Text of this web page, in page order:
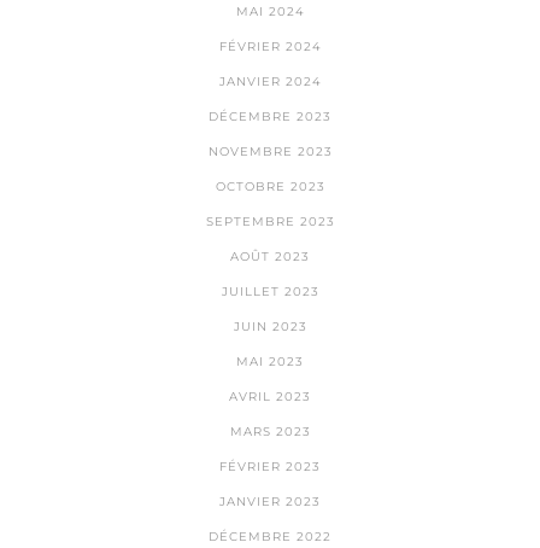
MAI 2024
FÉVRIER 2024
JANVIER 2024
DÉCEMBRE 2023
NOVEMBRE 2023
OCTOBRE 2023
SEPTEMBRE 2023
AOÛT 2023
JUILLET 2023
JUIN 2023
MAI 2023
AVRIL 2023
MARS 2023
FÉVRIER 2023
JANVIER 2023
DÉCEMBRE 2022